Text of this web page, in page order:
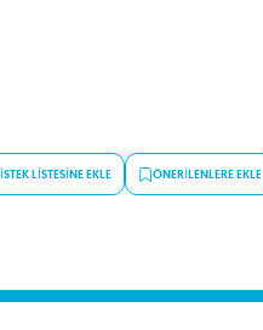
İSTEK LISTESINE EKLE ÖNERILENLERE EKLE